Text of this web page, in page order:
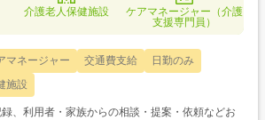
介護老人保健施設
ケアマネージャー（介護
支援専門員）
マネージャー 交通費支給
日勤のみ
施設
、利用者・家族からの相談・提案・依頼などお